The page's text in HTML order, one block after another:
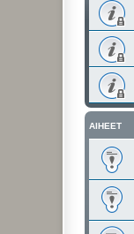
AIHEET